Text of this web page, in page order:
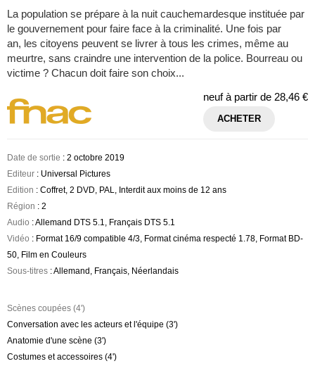
La population se prépare à la nuit cauchemardesque instituée par
le gouvernement pour faire face à la criminalité. Une fois par
an, les citoyens peuvent se livrer à tous les crimes, même au
meurtre, sans craindre une intervention de la police. Bourreau ou
victime ? Chacun doit faire son choix...
neuf à partir de 28,46 €
ACHETER
Date de sortie : 2 octobre 2019
Editeur : Universal Pictures
Edition : Coffret, 2 DVD, PAL, Interdit aux moins de 12 ans
Région : 2
Audio : Allemand DTS 5.1, Français DTS 5.1
Vidéo : Format 16/9 compatible 4/3, Format cinéma respecté 1.78, Format BD-
50, Film en Couleurs
Sous-titres : Allemand, Français, Néerlandais
Scènes coupées (4')
Conversation avec les acteurs et l'équipe (3')
Anatomie d'une scène (3')
Costumes et accessoires (4')